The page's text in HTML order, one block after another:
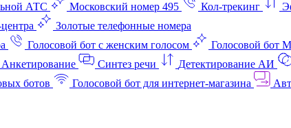
АТС Московский номер 495 Кол-трекинг
Золотые телефонные номера
Голосовой бот с женским голосом Голосовой бот
Синтез речи Детектирование АИ
ботов Голосовой бот для интернет‑магазина